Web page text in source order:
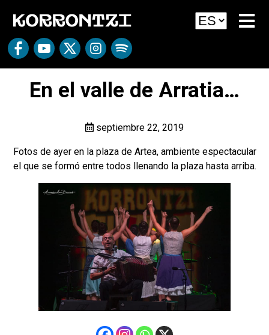
En el valle de Arratia…
septiembre 22, 2019
Fotos de ayer en la plaza de Artea, ambiente espectacular
el que se formó entre todos llenando la plaza hasta arriba.